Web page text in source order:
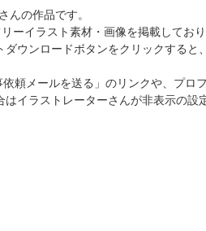
さんの作品です。
ーイラスト素材・画像を掲載してお
ウンロードボタンをクリックすると、
依頼メールを送る」のリンクや、プロ
イラストレーターさんが非表示の設